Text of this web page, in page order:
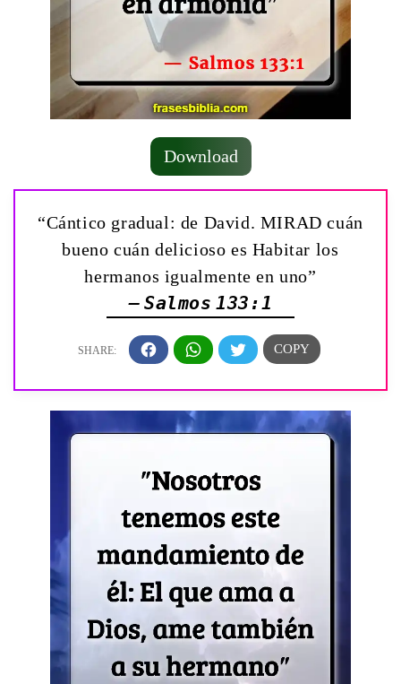
Download
“Cántico gradual: de David. ­MIRAD cuán
bueno cuán delicioso es Habitar los
hermanos igualmente en uno”
— Salmos 133:1